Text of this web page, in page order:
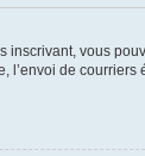
inscrivant, vous
l’envoi de courriers